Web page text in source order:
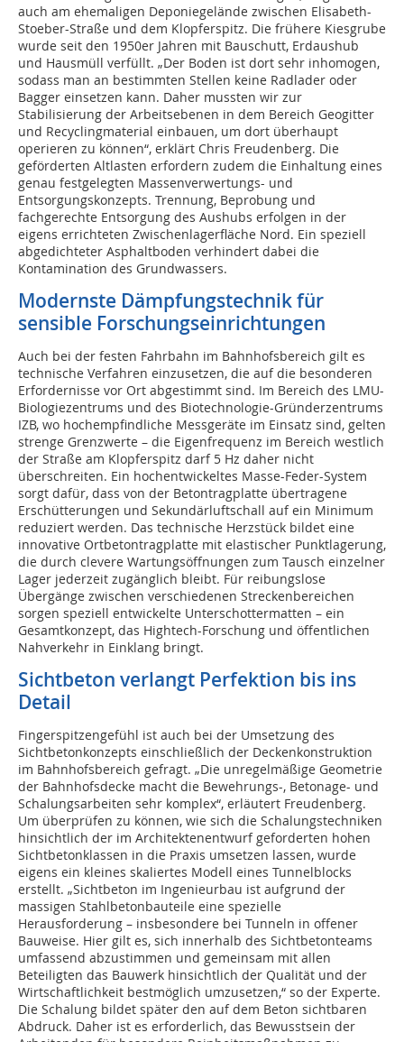
auch am ehemaligen Deponiegelände zwischen Elisabeth-
Stoeber-Straße und dem Klopferspitz. Die frühere Kiesgrube
wurde seit den 1950er Jahren mit Bauschutt, Erdaushub
und Hausmüll verfüllt. „Der Boden ist dort sehr inhomogen,
sodass man an bestimmten Stellen keine Radlader oder
Bagger einsetzen kann. Daher mussten wir zur
Stabilisierung der Arbeitsebenen in dem Bereich Geogitter
und Recyclingmaterial einbauen, um dort überhaupt
operieren zu können“, erklärt Chris Freudenberg. Die
geförderten Altlasten erfordern zudem die Einhaltung eines
genau festgelegten Massenverwertungs- und
Entsorgungskonzepts. Trennung, Beprobung und
fachgerechte Entsorgung des Aushubs erfolgen in der
eigens errichteten Zwischenlagerfläche Nord. Ein speziell
abgedichteter Asphaltboden verhindert dabei die
Kontamination des Grundwassers.
Modernste Dämpfungstechnik für
sensible Forschungseinrichtungen
Auch bei der festen Fahrbahn im Bahnhofsbereich gilt es
technische Verfahren einzusetzen, die auf die besonderen
Erfordernisse vor Ort abgestimmt sind. Im Bereich des LMU-
Biologiezentrums und des Biotechnologie-Gründerzentrums
IZB, wo hochempfindliche Messgeräte im Einsatz sind, gelten
strenge Grenzwerte – die Eigenfrequenz im Bereich westlich
der Straße am Klopferspitz darf 5 Hz daher nicht
überschreiten. Ein hochentwickeltes Masse-Feder-System
sorgt dafür, dass von der Betontragplatte übertragene
Erschütterungen und Sekundärluftschall auf ein Minimum
reduziert werden. Das technische Herzstück bildet eine
innovative Ortbetontragplatte mit elastischer Punktlagerung,
die durch clevere Wartungsöffnungen zum Tausch einzelner
Lager jederzeit zugänglich bleibt. Für reibungslose
Übergänge zwischen verschiedenen Streckenbereichen
sorgen speziell entwickelte Unterschottermatten – ein
Gesamtkonzept, das Hightech-Forschung und öffentlichen
Nahverkehr in Einklang bringt.
Sichtbeton verlangt Perfektion bis ins
Detail
Fingerspitzengefühl ist auch bei der Umsetzung des
Sichtbetonkonzepts einschließlich der Deckenkonstruktion
im Bahnhofsbereich gefragt. „Die unregelmäßige Geometrie
der Bahnhofsdecke macht die Bewehrungs-, Betonage- und
Schalungsarbeiten sehr komplex“, erläutert Freudenberg.
Um überprüfen zu können, wie sich die Schalungstechniken
hinsichtlich der im Architektenentwurf geforderten hohen
Sichtbetonklassen in die Praxis umsetzen lassen, wurde
eigens ein kleines skaliertes Modell eines Tunnelblocks
erstellt. „Sichtbeton im Ingenieurbau ist aufgrund der
massigen Stahlbetonbauteile eine spezielle
Herausforderung – insbesondere bei Tunneln in offener
Bauweise. Hier gilt es, sich innerhalb des Sichtbetonteams
umfassend abzustimmen und gemeinsam mit allen
Beteiligten das Bauwerk hinsichtlich der Qualität und der
Wirtschaftlichkeit bestmöglich umzusetzen,“ so der Experte.
Die Schalung bildet später den auf dem Beton sichtbaren
Abdruck. Daher ist es erforderlich, das Bewusstsein der